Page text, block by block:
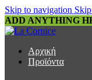
Skip to navigation
ADD ANYTHING
Αρχική
Προϊόντα